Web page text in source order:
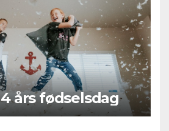
Den gode 4 års fødselsdag